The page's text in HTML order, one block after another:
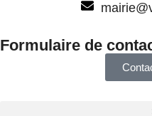
Formulaire de